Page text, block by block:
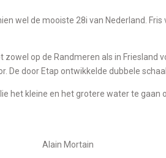
wel de mooiste 28i van Nederland.
zowel op de Randmeren als in
De door Etap ontwikkelde dubbele
het kleine en het grotere water te gaan
Alain Mortain